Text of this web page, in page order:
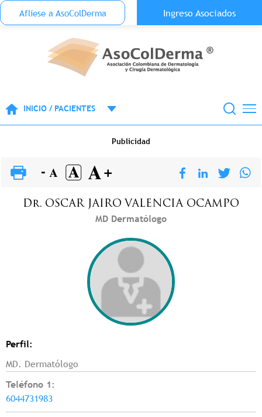
Pasar al contenido principal
Menu Top Anónimo
Aflíese a AsoColDerma Ingreso Asociados
INICIO / PACIENTES
Publicidad
Dr. OSCAR JAIRO VALENCIA OCAMPO
MD Dermatólogo
Perfil:
MD. Dermatólogo
Teléfono 1:
6044731983